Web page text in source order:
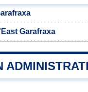
Garafraxa